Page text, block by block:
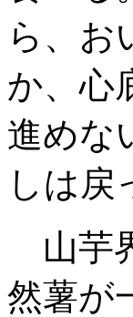
ら、お
か、心
進めな
しは戻
山芋
然薯が